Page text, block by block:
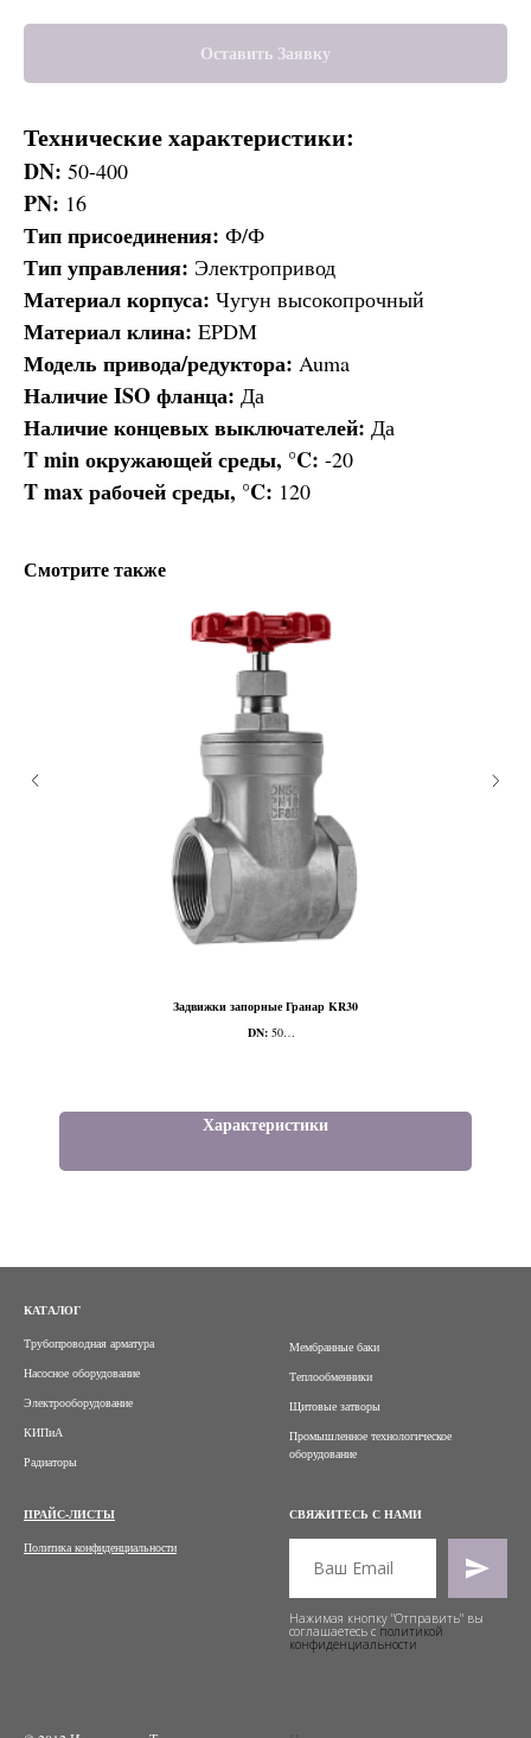
Оставить Заявку
Технические характеристики:
DN: 50-400
PN: 16
Тип присоединения: Ф/Ф
Тип управления: Электропривод
Материал корпуса: Чугун высокопрочный
Материал клина: EPDM
Модель привода/редуктора: Auma
Наличие ISO фланца: Да
Наличие концевых выключателей: Да
T min окружающей среды, °C: -20
T max рабочей среды, °C: 120
Смотрите также
Задвижки запорные Гранар KR30
DN: 50
Характеристики
КАТАЛОГ
Трубопроводная арматура
Насосное оборудование
Электрооборудование
КИПиА
Радиаторы
Мембранные баки
Теплообменники
Щитовые затворы
Промышленное технологическое
оборудование
ПРАЙС-ЛИСТЫ
Политика конфиденциальности
СВЯЖИТЕСЬ С НАМИ
Нажимая кнопку "Отправить" вы
соглашаетесь с политикой
конфиденциальности